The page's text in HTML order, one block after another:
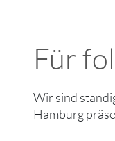
Für
Wir sind
Hamburg